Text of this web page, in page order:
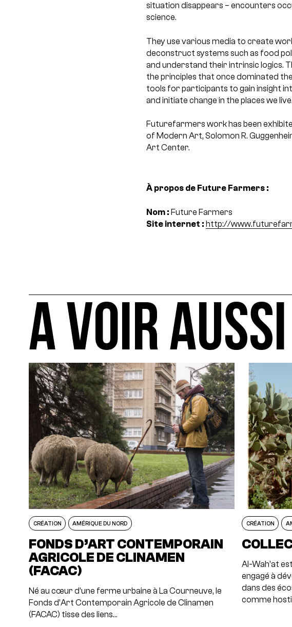
situation disappears – encounters
science.
They use various media to create
deconstruct systems such as food
and understand their intrinsic logics.
the principles that once dominated
tools for participants to gain insight
and initiate change in the places we live.
Futurefarmers work has been
of Modern Art, Solomon R.
Art Center.
À propos de Future Farmers :
Nom : Future Farmers
Site internet : http://
A VOIR AUSSI
CRÉATION AMÉRIQUE DU NORD
FONDS D’ART CONTEMPORAIN
AGRICOLE DE CLINAMEN
(FACAC)
Né au cœur d’une ferme urbaine à La Courneuve, le
Fonds d’Art Contemporain Agricole de Clinamen
(FACAC) tisse des liens…
CRÉATION
Al-Wah’at
engagé à
dans des
comme